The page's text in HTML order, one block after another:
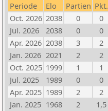
Periode Elo Partien Pkt.
Oct. 2026 2038 0
0
Jul. 2026
2038 0
0
Apr. 2026 2038 3
2
Jan. 2026 2021 2
2
Oct. 2025 1999 1
1
Jul. 2025
1989 0
0
Apr. 2025 1989 2
2
Jan. 2025 1968 2
1,5